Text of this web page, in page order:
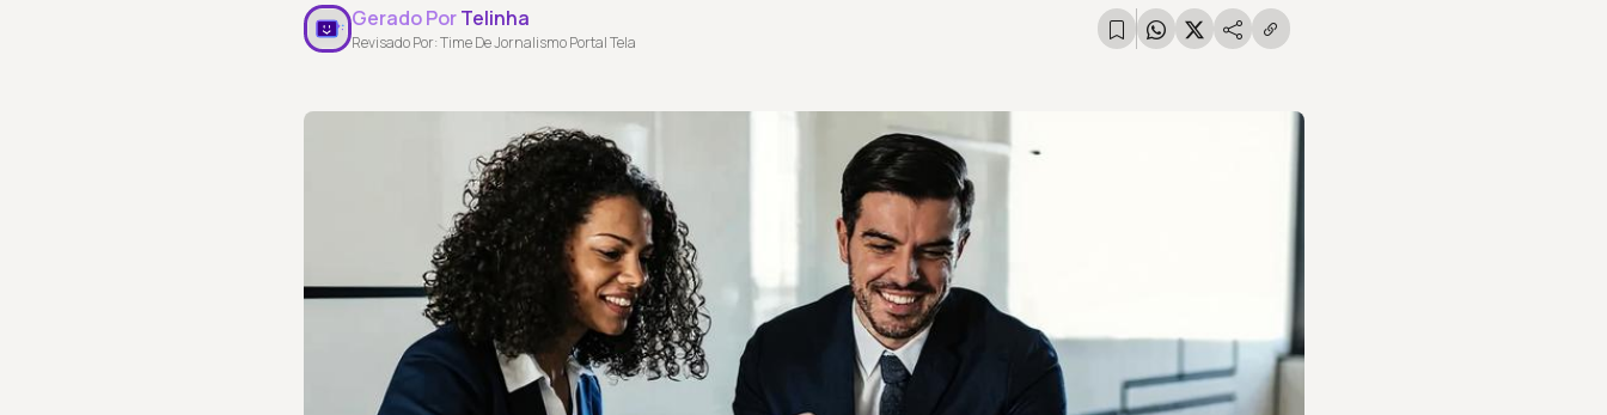
Gerado PorTelinha
Revisado Por: Time De Jornalismo Portal Tela